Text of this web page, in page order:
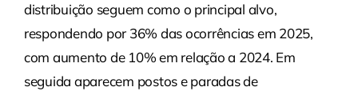
distribuição seguem como o principal alvo,
respondendo por 36% das ocorrências em 2025,
com aumento de 10% em relação a 2024. Em
seguida aparecem postos e paradas de